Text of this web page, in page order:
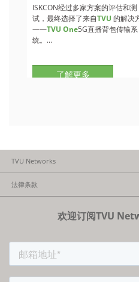
ISKCON经过多家方案的评估和测
试，最终选择了来自TVU 的解决
——TVU One5G直播背包传输系
统。...
了解更多
TVU Networks
法律条款
欢迎订阅TVU